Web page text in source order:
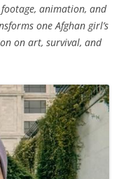
animation, and
one Afghan girl’s
on art, survival, and